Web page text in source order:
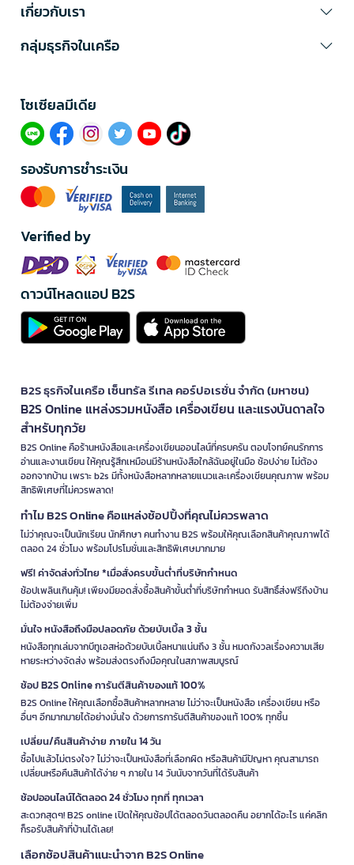
เกี่ยวกับเรา
กลุ่มธุรกิจในเครือ
โซเซียลมีเดีย​
รองรับการชำระเงิน
Verified by
ดาวน์โหลดแอป B2S
B2S ธุรกิจในเครือ เซ็นทรัล รีเทล คอร์ปอเรชั่น จำกัด (มหาชน)
B2S Online แหล่งรวมหนังสือ เครื่องเขียน และแรงบันดาลใจ
สำหรับทุกวัย
B2S Online คือร้านหนังสือและเครื่องเขียนออนไลน์ที่ครบครัน ตอบโจทย์คนรักการ
อ่านและงานเขียน ให้คุณรู้สึกเหมือนมีร้านหนังสือใกล้ฉันอยู่ในมือ ช้อปง่าย ไม่ต้อง
ออกจากบ้าน เพราะ b2s มีทั้งหนังสือหลากหลายแนวและเครื่องเขียนคุณภาพ พร้อม
สิทธิพิเศษที่ไม่ควรพลาด!
ทำไม B2S Online คือแหล่งช้อปปิ้งที่คุณไม่ควรพลาด
ไม่ว่าคุณจะเป็นนักเรียน นักศึกษา คนทำงาน B2S พร้อมให้คุณเลือกสินค้าคุณภาพได้
ตลอด 24 ชั่วโมง พร้อมโปรโมชั่นและสิทธิพิเศษมากมาย
ฟรี! ค่าจัดส่งทั่วไทย *เมื่อสั่งครบขั้นต่ำที่บริษัทกำหนด
ช้อปเพลินเกินคุ้ม! เพียงมียอดสั่งซื้อสินค้าขั้นต่ำที่บริษัทกำหนด รับสิทธิ์ส่งฟรีถึงบ้าน
ไม่ต้องจ่ายเพิ่ม
มั่นใจ หนังสือถึงมือปลอดภัย ด้วยบับเบิ้ล 3 ชั้น
หนังสือทุกเล่มจากบีทูเอสห่อด้วยบับเบิ้ลหนาแน่นถึง 3 ชั้น หมดกังวลเรื่องความเสีย
หายระหว่างจัดส่ง พร้อมส่งตรงถึงมือคุณในสภาพสมบูรณ์
ช้อป B2S Online การันตีสินค้าของแท้ 100%
B2S Online ให้คุณเลือกซื้อสินค้าหลากหลาย ไม่ว่าจะเป็นหนังสือ เครื่องเขียน หรือ
อื่นๆ อีกมากมายได้อย่างมั่นใจ ด้วยการการันตีสินค้าของแท้ 100% ทุกชิ้น
เปลี่ยน/คืนสินค้าง่าย ภายใน 14 วัน
ซื้อไปแล้วไม่ตรงใจ? ไม่ว่าจะเป็นหนังสือที่เลือกผิด หรือสินค้ามีปัญหา คุณสามารถ
เปลี่ยนหรือคืนสินค้าได้ง่าย ๆ ภายใน 14 วันนับจากวันที่ได้รับสินค้า
ช้อปออนไลน์ได้ตลอด 24 ชั่วโมง ทุกที่ ทุกเวลา
สะดวกสุดๆ! B2S online เปิดให้คุณช้อปได้ตลอดวันตลอดคืน อยากได้อะไร แค่คลิก
ก็รอรับสินค้าที่บ้านได้เลย!
เลือกช้อปสินค้าแนะนำจาก B2S Online